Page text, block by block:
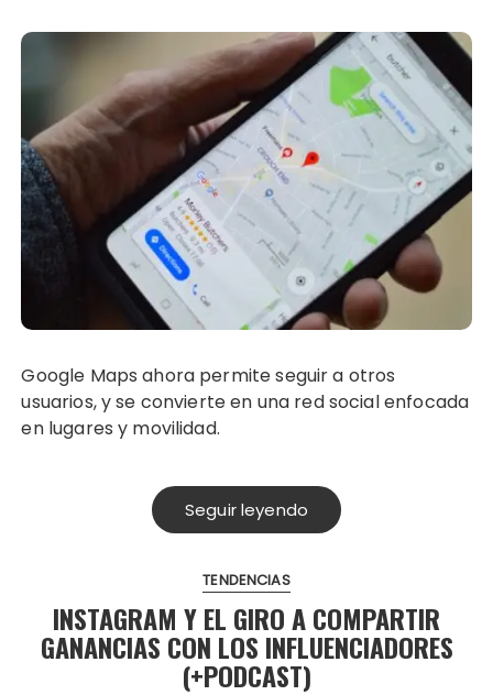
Google Maps ahora permite seguir a otros
usuarios, y se convierte en una red social enfocada
en lugares y movilidad.
Seguir leyendo
TENDENCIAS
INSTAGRAM Y EL GIRO A COMPARTIR
GANANCIAS CON LOS INFLUENCIADORES
(+PODCAST)